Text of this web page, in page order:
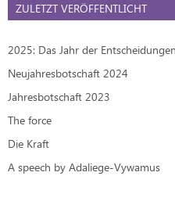
ZULETZT VERÖFFENTLICHT
2025: Das Jahr der Entscheidungen
Neujahresbotschaft 2024
Jahresbotschaft 2023
The force
Die Kraft
A speech by Adaliege-Vywamus